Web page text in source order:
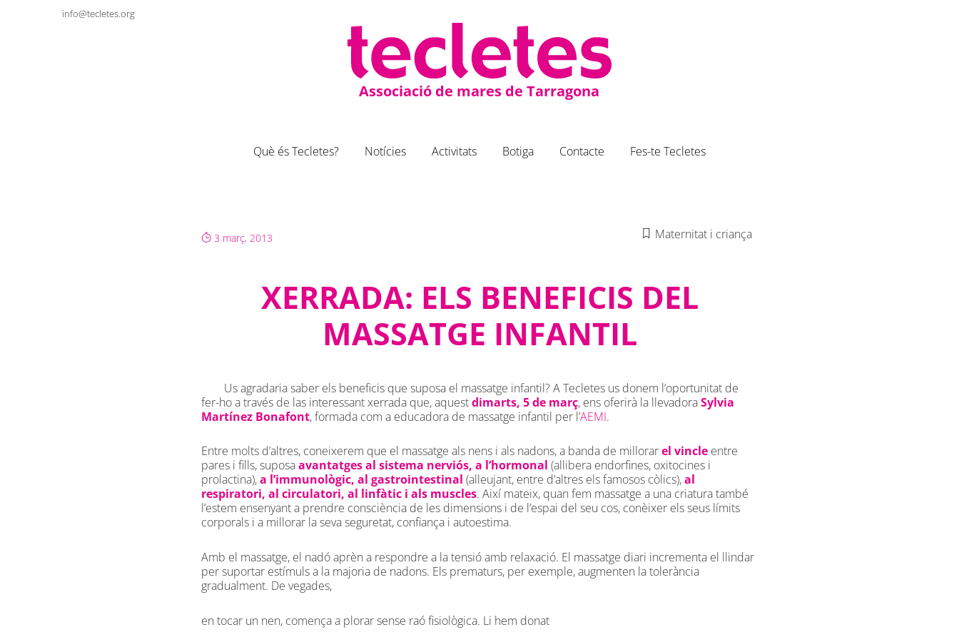
info@tecletes.org
Associació de mares de Tarragona
Què és Tecletes? Notícies Activitats Botiga Contacte Fes-te Tecletes
3 març, 2013 Maternitat i criança
XERRADA: ELS BENEFICIS DEL
MASSATGE INFANTIL
Us agradaria saber els beneficis que suposa el massatge infantil? A Tecletes us donem l’oportunitat de
fer-ho a través de las interessant xerrada que, aquestdimarts, 5 de març, ens oferirà la llevadoraSylvia
Martínez Bonafont, formada com a educadora de massatge infantil per l’AEMI.
Entre molts d’altres, coneixerem que el massatge als nens i als nadons, a banda de millorarel vincle entre
pares i fills, suposaavantatges al sistema nerviós, a l’hormonal (allibera endorfines, oxitocines i
prolactina),a l’immunològic, al gastrointestinal (alleujant, entre d’altres els famosos còlics),al
respiratori, al circulatori, al linfàtic i als muscles. Així mateix, quan fem massatge a una criatura també
l’estem ensenyant a prendre consciència de les dimensions i de l’espai del seu cos, conèixer els seus límits
corporals i a millorar la seva seguretat, confiança i autoestima.
Amb el massatge, el nadó aprèn a respondre a la tensió amb relaxació. El massatge diari incrementa el llindar
per suportar estímuls a la majoria de nadons. Els prematurs, per exemple, augmenten la tolerància
gradualment. De vegades,
en tocar un nen, comença a plorar sense raó fisiològica. Li hem donat